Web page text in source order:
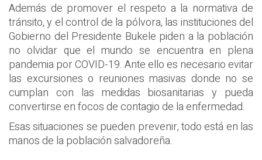
Además de promover el respeto a la normativa de
tránsito, y el control de la pólvora, las instituciones del
Gobierno del Presidente Bukele piden a la población
no olvidar que el mundo se encuentra en plena
pandemia por COVID-19. Ante ello es necesario evitar
las excursiones o reuniones masivas donde no se
cumplan con las medidas biosanitarias y pueda
convertirse en focos de contagio de la enfermedad.
Esas situaciones se pueden prevenir, todo está en las
manos de la población salvadoreña.